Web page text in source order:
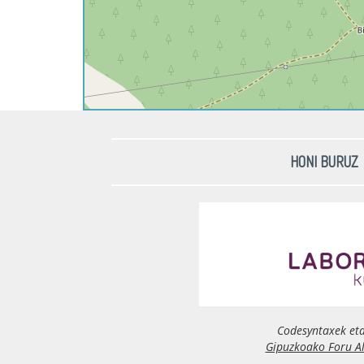
HONI BURUZ
Codesyntaxek
Gipuzkoako Foru